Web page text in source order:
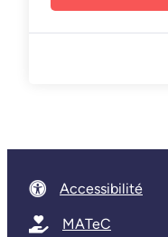
Accessibilité
MATeC